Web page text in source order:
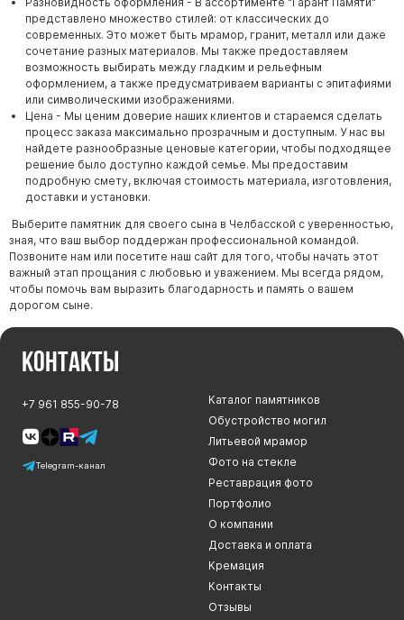
представлено множество стилей: от классических до
современных. Это может быть мрамор, гранит, металл или даже
сочетание разных материалов. Мы также предоставляем
возможность выбирать между гладким и рельефным
оформлением, а также предусматриваем варианты с эпитафиями
или символическими изображениями.
Цена - Мы ценим доверие наших клиентов и стараемся сделать
процесс заказа максимально прозрачным и доступным. У нас вы
найдете разнообразные ценовые категории, чтобы подходящее
решение было доступно каждой семье. Мы предоставим
подробную смету, включая стоимость материала, изготовления,
доставки и установки.
Выберите памятник для своего сына в Челбасской с уверенностью,
зная, что ваш выбор поддержан профессиональной командой.
Позвоните нам или посетите наш сайт для того, чтобы начать этот
важный этап прощания с любовью и уважением. Мы всегда рядом,
чтобы помочь вам выразить благодарность и память о вашем
дорогом сыне.
Контакты
+7 961 855-90-78
Telegram-канал
Каталог памятников
Обустройство могил
Литьевой мрамор
Фото на стекле
Реставрация фото
Портфолио
О компании
Доставка и оплата
Кремация
Контакты
Отзывы